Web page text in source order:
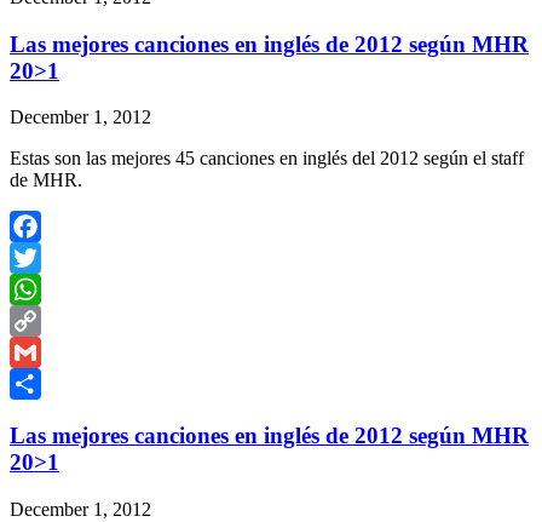
Las mejores canciones en inglés de 2012 según MHR
20>1
December 1, 2012
Estas son las mejores 45 canciones en inglés del 2012 según el staff
de MHR.
Facebook
Twitter
WhatsApp
Copy
Link
Gmail
Las mejores canciones en inglés de 2012 según MHR
20>1
December 1, 2012